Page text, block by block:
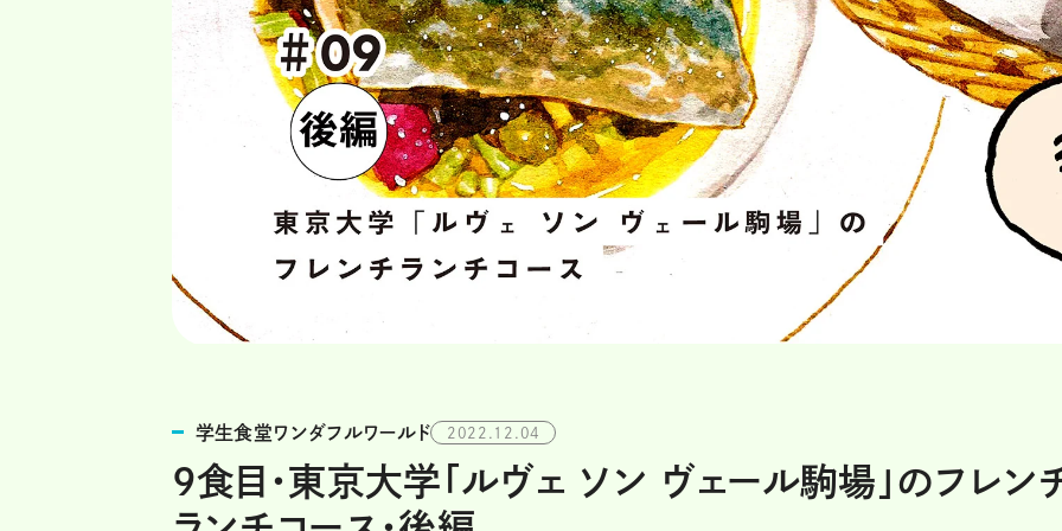
学生食堂ワンダフルワールド 2022.12.04
9食目・東京大学「ルヴェ ソン ヴェール駒場」のフレン